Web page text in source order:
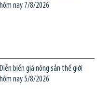
hôm nay 7/8/2026
Diễn biến giá nông sản thế giới
hôm nay 5/8/2026